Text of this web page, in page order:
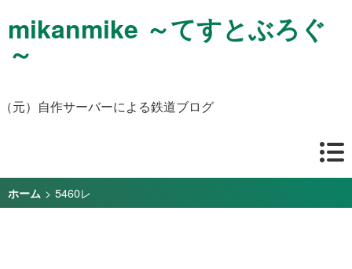
mikanmike ～てすとぶろぐ
～
（元）自作サーバーによる鉄道ブログ
ホーム > 5460レ